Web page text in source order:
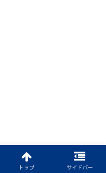
トップ サイドバー